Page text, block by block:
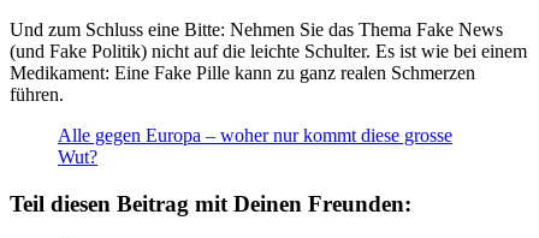
Und zum Schluss eine Bitte: Nehmen Sie das Thema Fake News
(und Fake Politik) nicht auf die leichte Schulter. Es ist wie bei einem
Medikament: Eine Fake Pille kann zu ganz realen Schmerzen
führen.
Alle gegen Europa – woher nur kommt diese grosse
Wut?
Teil diesen Beitrag mit Deinen Freunden: